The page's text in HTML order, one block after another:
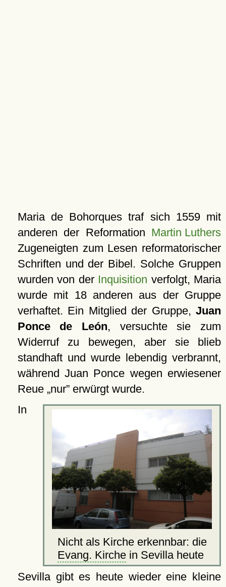
Maria de Bohorques traf sich 1559 mit
anderen der Reformation Martin Luthers
Zugeneigten zum Lesen reformatorischer
Schriften und der Bibel. Solche Gruppen
wurden von der Inquisition verfolgt, Maria
wurde mit 18 anderen aus der Gruppe
verhaftet. Ein Mitglied der Gruppe, Juan
Ponce de León, versuchte sie zum
Widerruf zu bewegen, aber sie blieb
standhaft und wurde lebendig verbrannt,
während Juan Ponce wegen erwiesener
Reue nur erwürgt wurde.
Nicht als Kirche erkennbar: die
Evang. Kirchein Sevilla heute
In
Sevilla gibt es heute wieder eine kleine